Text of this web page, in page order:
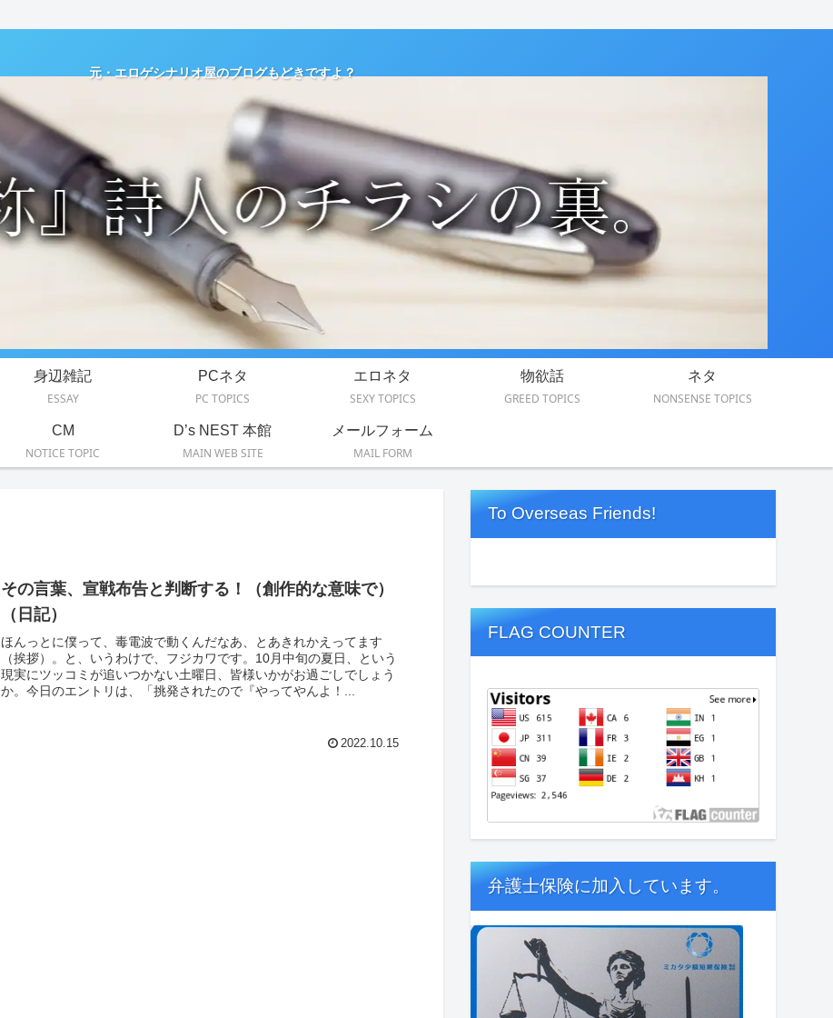
元・エロゲシナリオ屋のブログもどきですよ？
身辺雑記
ESSAY
PCネタ
PC TOPICS
エロネタ
SEXY TOPICS
物欲話
GREED TOPICS
ネタ
NONSENSE TOPICS
CM
NOTICE TOPIC
D’s NEST 本館
MAIN WEB SITE
メールフォーム
MAIL FORM
その言葉、宣戦布告と判断する！（創作的な意味で）
（日記）
ほんっとに僕って、毒電波で動くんだなあ、とあきれかえってます
（挨拶）。と、いうわけで、フジカワです。10月中旬の夏日、という
現実にツッコミが追いつかない土曜日、皆様いかがお過ごしでしょう
か。今日のエントリは、「挑発されたので『やってやんよ！...
2022.10.15
To Overseas Friends!
FLAG COUNTER
弁護士保険に加入しています。